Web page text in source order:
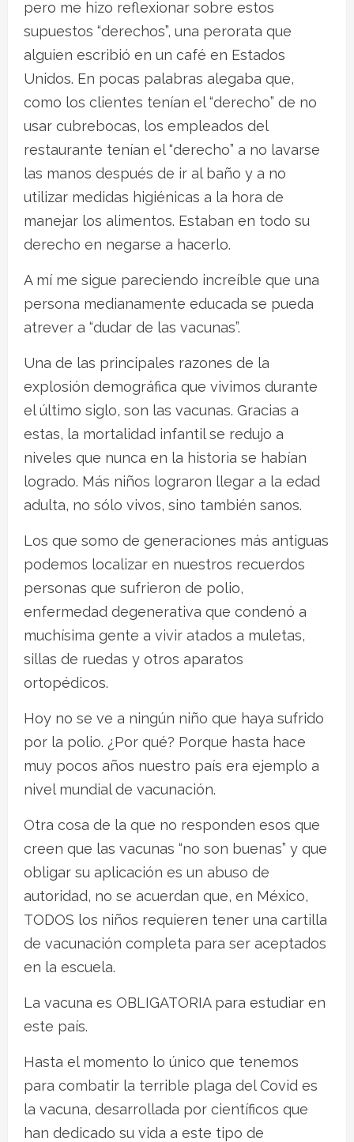
pero me hizo reflexionar sobre estos
supuestos “derechos”, una perorata que
alguien escribió en un café en Estados
Unidos. En pocas palabras alegaba que,
como los clientes tenían el “derecho” de no
usar cubrebocas, los empleados del
restaurante tenían el “derecho” a no lavarse
las manos después de ir al baño y a no
utilizar medidas higiénicas a la hora de
manejar los alimentos. Estaban en todo su
derecho en negarse a hacerlo.
A mí me sigue pareciendo increíble que una
persona medianamente educada se pueda
atrever a “dudar de las vacunas”.
Una de las principales razones de la
explosión demográfica que vivimos durante
el último siglo, son las vacunas. Gracias a
estas, la mortalidad infantil se redujo a
niveles que nunca en la historia se habían
logrado. Más niños lograron llegar a la edad
adulta, no sólo vivos, sino también sanos.
Los que somo de generaciones más antiguas
podemos localizar en nuestros recuerdos
personas que sufrieron de polio,
enfermedad degenerativa que condenó a
muchísima gente a vivir atados a muletas,
sillas de ruedas y otros aparatos
ortopédicos.
Hoy no se ve a ningún niño que haya sufrido
por la polio. ¿Por qué? Porque hasta hace
muy pocos años nuestro país era ejemplo a
nivel mundial de vacunación.
Otra cosa de la que no responden esos que
creen que las vacunas “no son buenas” y que
obligar su aplicación es un abuso de
autoridad, no se acuerdan que, en México,
TODOS los niños requieren tener una cartilla
de vacunación completa para ser aceptados
en la escuela.
La vacuna es OBLIGATORIA para estudiar en
este país.
Hasta el momento lo único que tenemos
para combatir la terrible plaga del Covid es
la vacuna, desarrollada por científicos que
han dedicado su vida a este tipo de